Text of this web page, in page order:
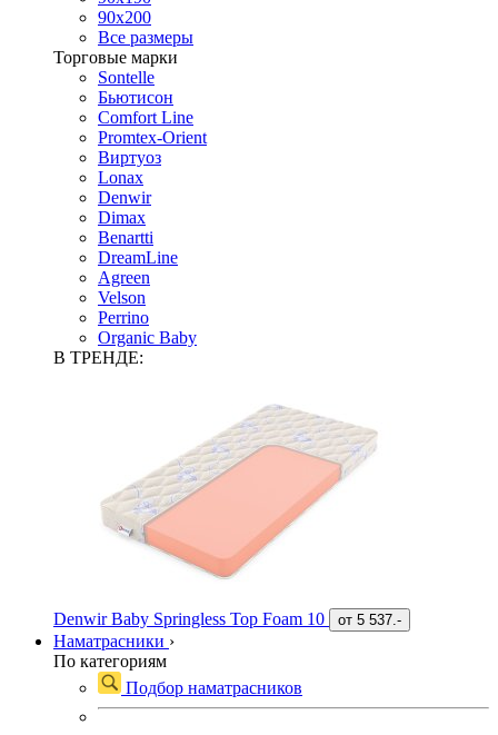
90х200
Все размеры
Торговые марки
Sontelle
Бьютисон
Comfort Line
Promtex-Orient
Виртуоз
Lonax
Denwir
Dimax
Benartti
DreamLine
Agreen
Velson
Perrino
Organic Baby
В ТРЕНДЕ:
Denwir Baby Springless Top Foam 10 от 5 537.-
Наматрасники ›
По категориям
Подбор наматрасников